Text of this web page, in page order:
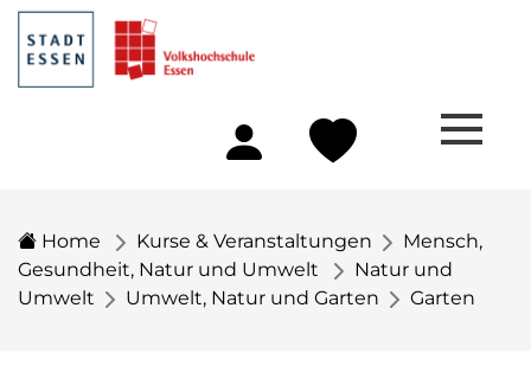
Home Kurse & Veranstaltungen
Mensch,
Gesundheit, Natur und Umwelt
Natur und
Umwelt
Umwelt, Natur und Garten Garten